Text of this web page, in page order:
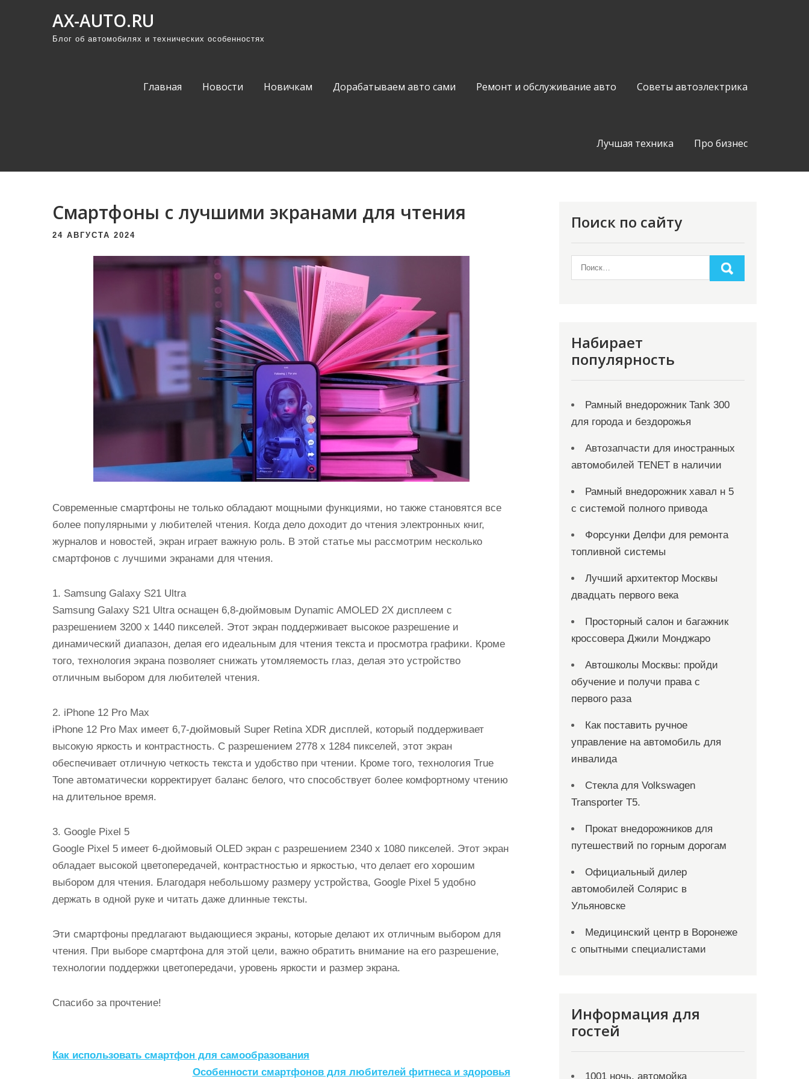
AX-AUTO.RU
Блог об автомобилях и технических особенностях
Главная Новости Новичкам Дорабатываем авто сами Ремонт и обслуживание авто Советы автоэлектрика
Лучшая техника Про бизнес
Смартфоны с лучшими экранами для чтения
24 АВГУСТА 2024
Современные смартфоны не только обладают мощными функциями, но также становятся все
более популярными у любителей чтения. Когда дело доходит до чтения электронных книг,
журналов и новостей, экран играет важную роль. В этой статье мы рассмотрим несколько
смартфонов с лучшими экранами для чтения.
1. Samsung Galaxy S21 Ultra
Samsung Galaxy S21 Ultra оснащен 6,8-дюймовым Dynamic AMOLED 2X дисплеем с
разрешением 3200 x 1440 пикселей. Этот экран поддерживает высокое разрешение и
динамический диапазон, делая его идеальным для чтения текста и просмотра графики. Кроме
того, технология экрана позволяет снижать утомляемость глаз, делая это устройство
отличным выбором для любителей чтения.
2. iPhone 12 Pro Max
iPhone 12 Pro Max имеет 6,7-дюймовый Super Retina XDR дисплей, который поддерживает
высокую яркость и контрастность. С разрешением 2778 x 1284 пикселей, этот экран
обеспечивает отличную четкость текста и удобство при чтении. Кроме того, технология True
Tone автоматически корректирует баланс белого, что способствует более комфортному чтению
на длительное время.
3. Google Pixel 5
Google Pixel 5 имеет 6-дюймовый OLED экран с разрешением 2340 x 1080 пикселей. Этот экран
обладает высокой цветопередачей, контрастностью и яркостью, что делает его хорошим
выбором для чтения. Благодаря небольшому размеру устройства, Google Pixel 5 удобно
держать в одной руке и читать даже длинные тексты.
Эти смартфоны предлагают выдающиеся экраны, которые делают их отличным выбором для
чтения. При выборе смартфона для этой цели, важно обратить внимание на его разрешение,
технологии поддержки цветопередачи, уровень яркости и размер экрана.
Спасибо за прочтение!
Н
Как использовать смартфон для самообразования
Особенности смартфонов для любителей фитнеса и здоровья
Поиск по сайту
Набирает
популярность
Рамный внедорожник Tank 300
для города и бездорожья
Автозапчасти для иностранных
автомобилей TENET в наличии
Рамный внедорожник хавал н 5
с системой полного привода
Форсунки Делфи для ремонта
топливной системы
Лучший архитектор Москвы
двадцать первого века
Просторный салон и багажник
кроссовера Джили Монджаро
Автошколы Москвы: пройди
обучение и получи права с
первого раза
Как поставить ручное
управление на автомобиль для
инвалида
Стекла для Volkswagen
Transporter T5.
Прокат внедорожников для
путешествий по горным дорогам
Официальный дилер
автомобилей Солярис в
Ульяновске
Медицинский центр в Воронеже
с опытными специалистами
Информация для
гостей
1001 ночь, автомойка